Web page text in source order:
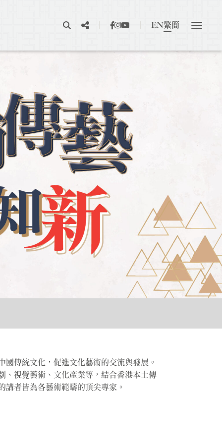
EN繁簡
傳統文化，促進文化藝術的交流與發展。
、視覺藝術、文化產業等，結合香港本土傳
講者皆為各藝術範疇的頂尖專家。